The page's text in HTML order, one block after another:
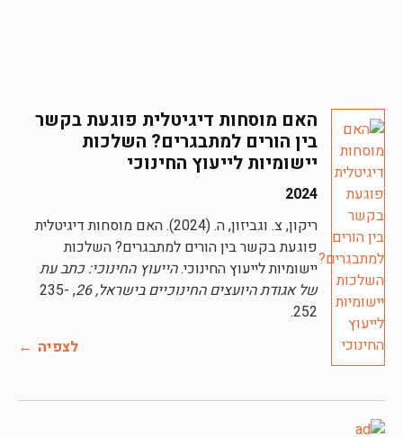
האם מוסחות דיגיטלית פוגעת בקשר
בין הורים למתבגרים? השלכות
יישומיות לייעוץ החינוכי
2024
ריקון, צ. וגביזון, ה. (2024). האם מוסחות דיגיטלית
פוגעת בקשר בין הורים למתבגרים? השלכות
יישומיות לייעוץ החינוכי.הייעוץ החינוכי: כתב עת
של אגודת היועצים החינוכיים בישראל, 26
, 235-
252.
לצפיה